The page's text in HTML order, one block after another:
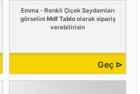
Emma - Renkli Çiçek Saydamları
görselini Mdf Tabloolarak sipariş
verebilirisin
Geç ⊳